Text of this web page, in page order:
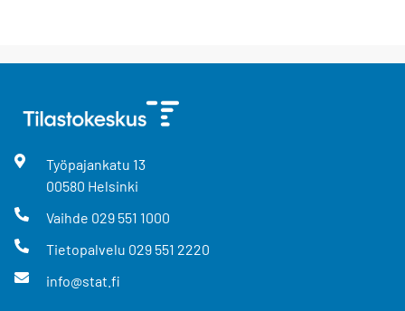
Työpajankatu 13
00580 Helsinki
Vaihde 029 551 1000
Tietopalvelu 029 551 2220
info@stat.fi